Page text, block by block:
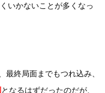
いかないことが多くなっ
最終局面までもつれ込み、
となるはずだったのだが、